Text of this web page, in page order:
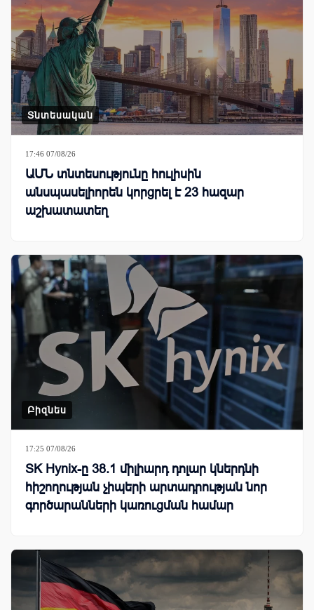
Տնտեսական
17:46 07/08/26
ԱՄՆ տնտեսությունը հուլիսին
անսպասելիորեն կորցրել է 23 հազար
աշխատատեղ
Բիզնես
17:25 07/08/26
SK Hynix-ը 38.1 միլիարդ դոլար կներդնի
հիշողության չիպերի արտադրության նոր
գործարանների կառուցման համար